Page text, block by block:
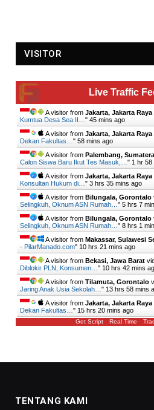
VISITOR
Live Traffic
A visitor from Jakarta, Jakarta Raya
Kumtua Desa Sea II… " 45 mins ago
A visitor from Jakarta, Jakarta Raya
Dekan Fakultas… " 58 mins ago
A visitor from Palembang,
Calon Siswa Baru Ikut Tes Masuk,… " 1 hr 58
A visitor from Jakarta, Jakarta Raya
Konsultan Hukum di… " 3 hrs 35 mins ago
A visitor from Bilungala, Gorontalo
Selingkuh, Oknum ASN Rumah… " 5 hrs 7
A visitor from Bilungala, Gorontalo
Selingkuh, Oknum ASN Rumah… " 8 hrs 2
A visitor from Makassar, Sulawesi
- PilarManado.com" 10 hrs 21 mins ago
A visitor from Bekasi, Jawa Barat
Diblokir PLN, Konsumen… " 10 hrs 42 mins
A visitor from Tilamuta, Gorontalo
Jaring Anak Usia Sekolah… " 13 hrs 58 mins
A visitor from Jakarta, Jakarta Raya
Dekan Fakultas… " 15 hrs 20 mins ago
Get Script Real Time
TENTANG KAMI